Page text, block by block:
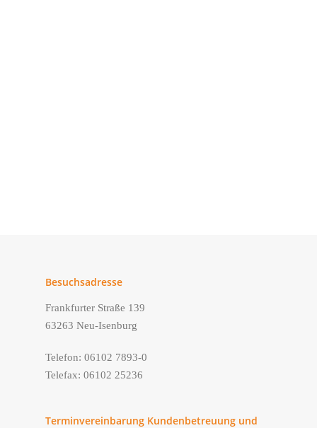
Besuchsadresse
Frankfurter Straße 139
63263 Neu-Isenburg
Telefon: 06102 7893-0
Telefax: 06102 25236
Terminvereinbarung Kundenbetreuung und